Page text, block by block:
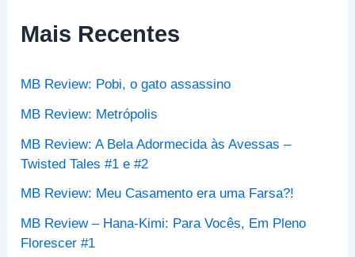
s
a
o
:
Mais Recentes
MB Review: Pobi, o gato assassino
MB Review: Metrópolis
MB Review: A Bela Adormecida às Avessas –
Twisted Tales #1 e #2
MB Review: Meu Casamento era uma Farsa?!
MB Review – Hana-Kimi: Para Vocês, Em Pleno
Florescer #1